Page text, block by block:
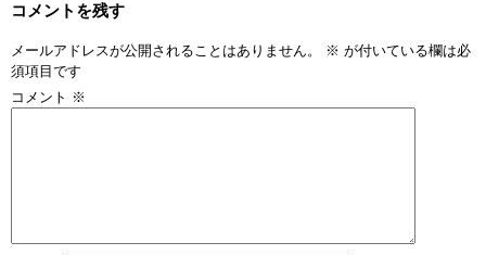
コメントを残す
メールアドレスが公開されることはありません。 ※ が付いている欄は必
須項目です
コメント ※